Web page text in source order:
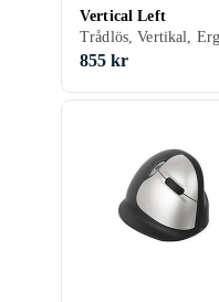
Vertical Left
855 kr